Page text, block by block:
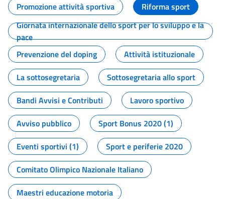
Promozione attività sportiva
Riforma sport
Giornata internazionale dello sport per lo sviluppo e la
pace
Prevenzione del doping
Attività istituzionale
La sottosegretaria
Sottosegretaria allo sport
Bandi Avvisi e Contributi
Lavoro sportivo
Avviso pubblico
Sport Bonus 2020 (1)
Eventi sportivi (1)
Sport e periferie 2020
Comitato Olimpico Nazionale Italiano
Maestri educazione motoria